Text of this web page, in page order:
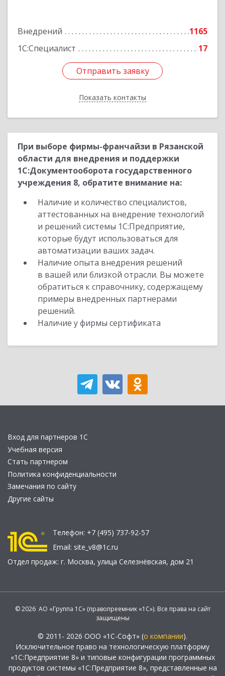
Внедрений
1165
1С:Специалист
17
Отправить заявку
Показать контакты
Отправить заявку
Назад
При выборе фирмы-франчайзи в Рязанской
области для внедрения и поддержки
1С:Документооборота государственного
учреждения 8, обратите внимание на:
Наличие и количество специалистов,
аттестованных на внедрение технологий
и решений системы 1С:Предприятие,
которые будут использоваться для
автоматизации ваших задач.
Наличие опыта внедрения решений
в вашей или близкой отрасли. Вы можете
обратиться к справочнику, содержащему
примеры внедренных партнерами
решений.
Наличие у фирмы сертификата
Вход для партнеров 1С
Учебная версия
Стать партнером
Политика конфиденциальности
Замечания по сайту
Другие сайты
Телефон: +7 (495) 737-92-57
Email: site_v8@1c.ru
Отдел продаж: г. Москва, улица Селезнёвская, дом 21
© 2026 АО «Группа 1С» (правопреемник «1С»). Все права на сайт
защищены
© 2011- 2026 ООО «1С-Софт» (о компании).
Исключительное право на технологическую платформу
«1С:Предприятие 8» и типовые конфигурации программных
продуктов системы «1С:Предприятие 8», представленные на